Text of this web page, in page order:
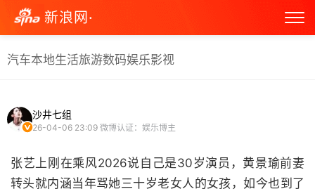
新浪网·
汽车本地生活旅游数码娱乐影视
沙井七组
26-04-06 23:09 微博认证：娱乐博主
张艺上刚在乘风2026说自己是30岁演员，黄景瑜前妻
转头就内涵当年骂她三十岁老女人的女孩，如今也到了